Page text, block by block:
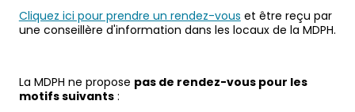
Cliquez ici pour prendre un rendez-vous et être reçu par
une conseillère d'information dans les locaux de la MDPH.
La MDPH ne propose pas de rendez-vous pour les
motifs suivants: